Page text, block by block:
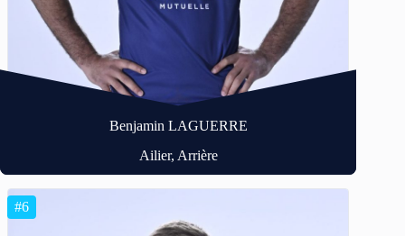
Benjamin LAGUERRE
Ailier, Arrière
#6